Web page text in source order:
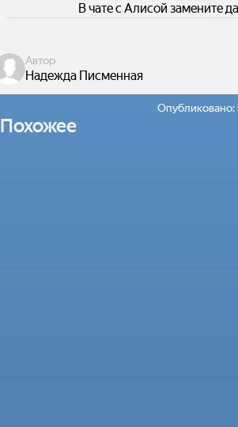
В чате с Алисой замените
Автор
Надежда Писменная
Опубликовано:
Похожее